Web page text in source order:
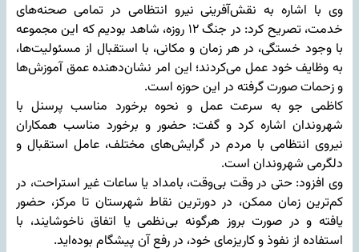
وی با اشاره به نقش‌آفرینی نیرو انتظامی در تمامی صحنه‌های
خدمت، تصریح کرد: در جنگ ۱۲ روزه، شاهد بودیم که این مجموعه
با وجود خستگی، در هر زمان و مکانی، با استقبال از مسئولیت‌ها،
به وظایف خود عمل می‌کردند؛ این امر نشان‌دهنده عمق آموزش‌ها
و زحمات صورت گرفته در این حوزه است.
کاظمی جو به سرعت عمل و نحوه برخورد مناسب پرسنل با
شهروندان اشاره کرد و گفت: حضور و برخورد مناسب همکاران
نیروی انتظامی با مردم در گرایش‌های مختلف، عامل استقبال و
دلگرمی شهروندان است.
وی افزود: حتی در وقت بی‌وقت، بامداد یا ساعات غیر استراحت، در
کم‌ترین زمان ممکن، در دورترین نقاط شهرستان تا مرکز، حضور
یافته و در صورت بروز هرگونه بی‌نظمی یا اتفاق ناخوشایند، با
استفاده از نفوذ و کاریزمای خود، در رفع آن پیشگام بوده‌اید.